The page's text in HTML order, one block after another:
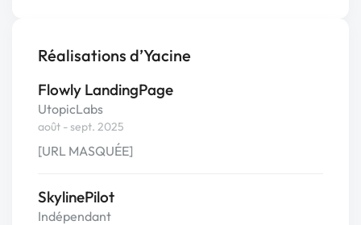
Réalisations d’Yacine
Flowly LandingPage
UtopicLabs
août - sept. 2025
[URL MASQUÉE]
SkylinePilot
Indépendant